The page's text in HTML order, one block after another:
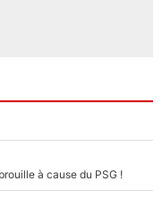
à cause du PSG !